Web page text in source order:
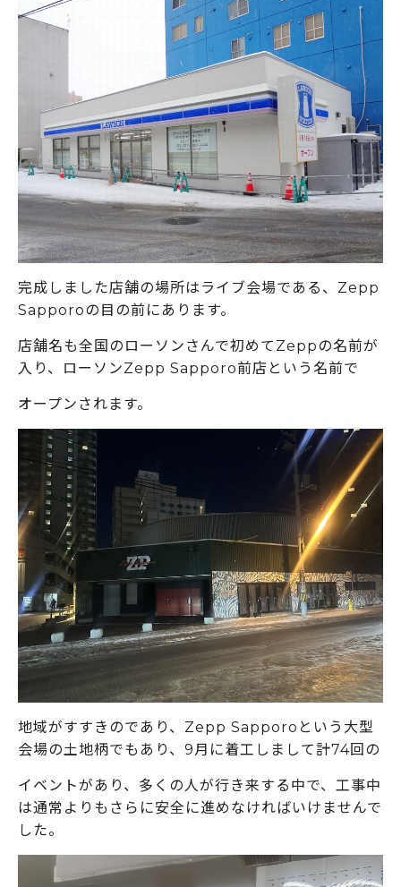
完成しました店舗の場所はライブ会場である、Zepp
Sapporoの目の前にあります。
店舗名も全国のローソンさんで初めてZeppの名前が
入り、ローソンZepp Sapporo前店という名前で
オープンされます。
地域がすすきのであり、Zepp Sapporoという大型
会場の土地柄でもあり、9月に着工しまして計74回の
イベントがあり、多くの人が行き来する中で、工事中
は通常よりもさらに安全に進めなければいけませんで
した。